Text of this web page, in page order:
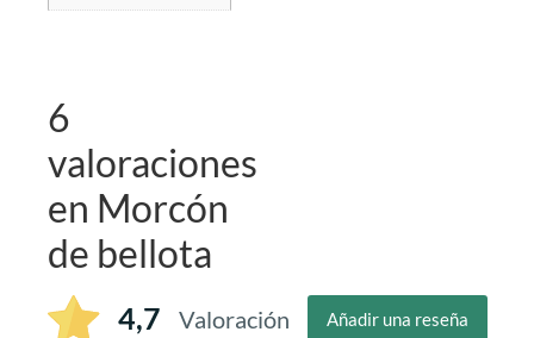
6
valoraciones
en Morcón
de bellota
4,7 Valoración Añadir una reseña